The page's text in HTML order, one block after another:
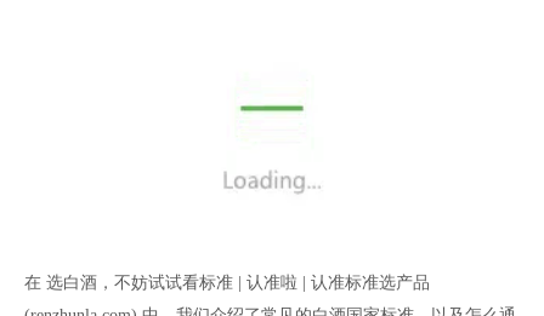
在 选白酒，不妨试试看标准 | 认准啦 | 认准标准选产品